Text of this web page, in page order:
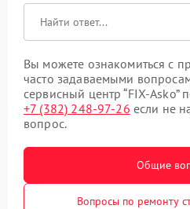
Вы можете ознакомиться с
часто задаваемыми
сервисный центр “FIX-Asko”
+7 (382) 248-97-26 если не
вопрос.
Общие
Вопросы по ремонту